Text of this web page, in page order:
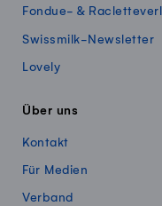
Fondue- &
Swissmilk-Newsletter
Lovely
Über uns
Kontakt
Für Medien
Verband